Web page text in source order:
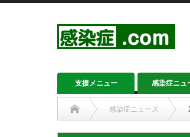
支援メニュー 感染症ニュ
感染症ニュース